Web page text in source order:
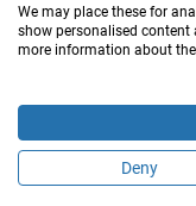
See all →
IN CASE OF
Copyright © 2026 -
We may place these for
show personalised content
more information about
Deny